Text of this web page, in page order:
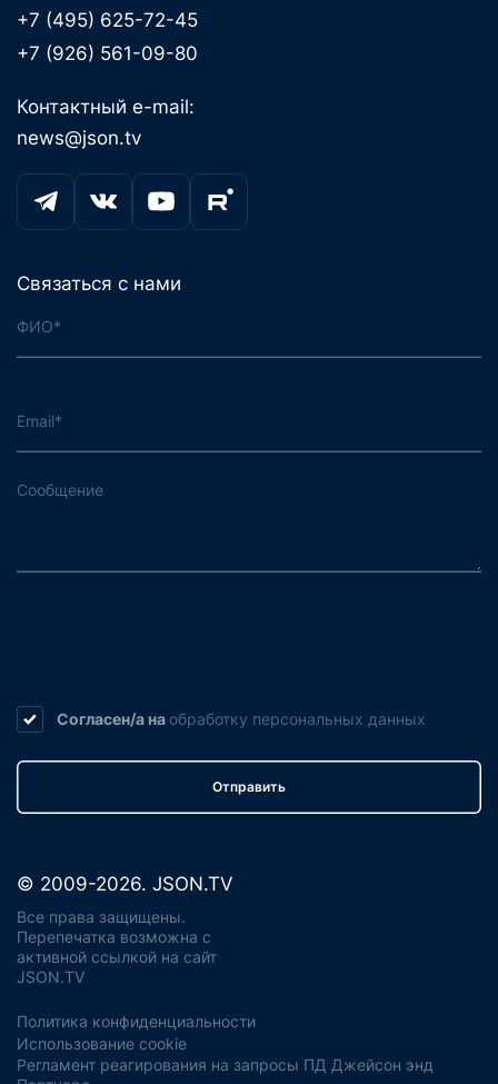
+7 (495) 625-72-45
+7 (926) 561-09-80
Контактный e-mail:
news@json.tv
Связаться с нами
Согласен/а на обработку персональных данных
Отправить
© 2009-2026. JSON.TV
Все права защищены.
Перепечатка возможна с
активной ссылкой на сайт
JSON.TV
Политика конфиденциальности
Использование cookie
Регламент реагирования на запросы ПД Джейсон энд